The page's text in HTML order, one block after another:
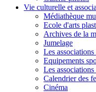
Vie culturelle et
Médiathèque
Ecole d'arts
Archives de la
Jumelage
Les
Equipements
Les
Calendrier des
Cinéma